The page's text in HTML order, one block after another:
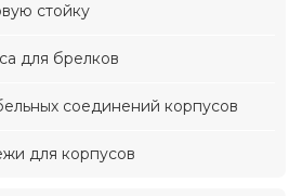
стойку
для брелков
соединений корпусов
для корпусов